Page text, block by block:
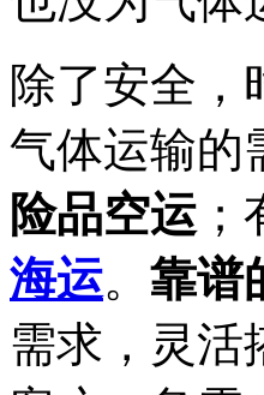
除了安全，
气体运输的
险品空运
海运。 靠谱
需求，灵活